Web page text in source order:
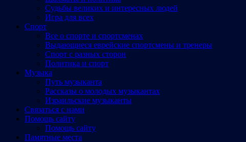
Судьбы великих и интересных людей
Игра для всех
Спорт
Все о спорте и спортсменах
Выдающиеся еврейские спортсмены и тренеры
Спорт с разных сторон
Политика и спорт
Музыка
Путь музыканта
Рассказы о молодых музыкантах
Израильские музыканты
Cвязаться с нами
Помощь сайту
Помощь сайту
Памятные места